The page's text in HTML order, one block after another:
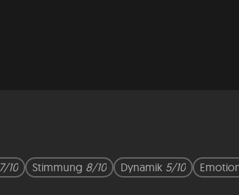
7/10 Stimmung 8/10 Dynamik 5/10